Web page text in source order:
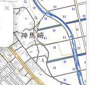
×